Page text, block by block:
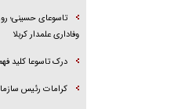
تاسوعای حسینی؛
وفاداری علمدار کربلا
درک تاسوعا کلید
کرامات رئیس